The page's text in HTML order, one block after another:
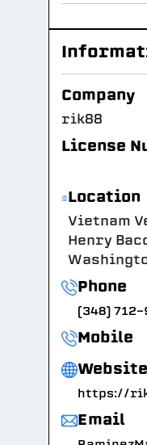
Company
rik88
License
Location
Vietnam
Henry
Phone
(348) 712-
Mobile
Website
https://
Email